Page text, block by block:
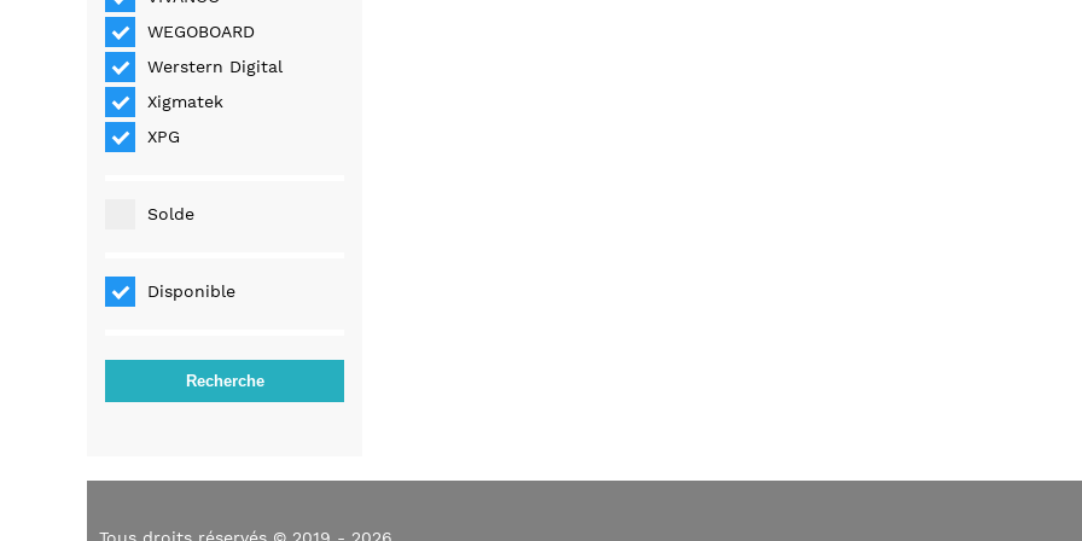
WEGOBOARD
Werstern Digital
Xigmatek
XPG
Solde
Disponible